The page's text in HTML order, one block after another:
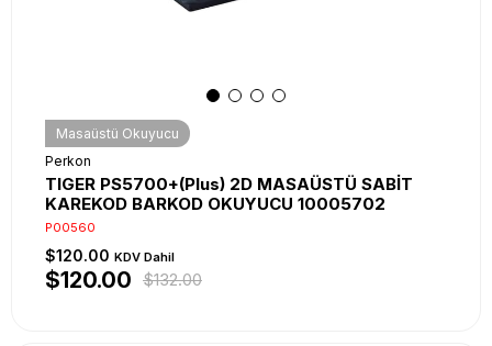
Masaüstü Okuyucu
Perkon
TIGER PS5700+(Plus) 2D MASAÜSTÜ SABİT
KAREKOD BARKOD OKUYUCU 10005702
P00560
$120.00 KDV Dahil
$120.00 $132.00